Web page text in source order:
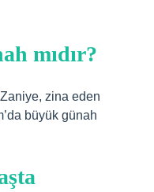
mıdır?
zina eden
büyük günah